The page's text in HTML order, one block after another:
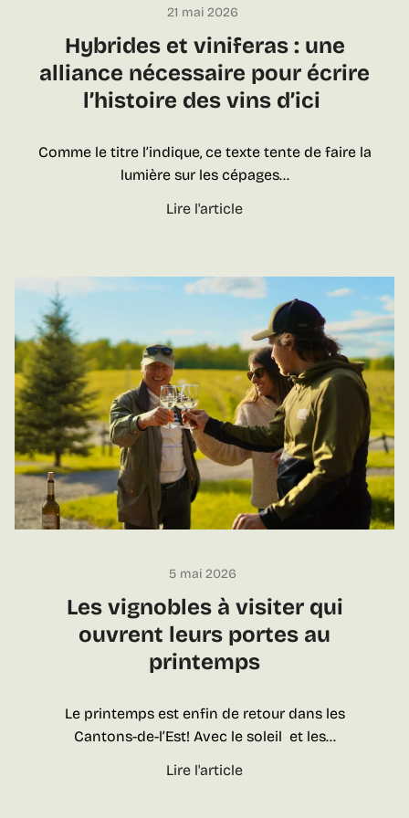
d
e
s
n
s
?
o
u
r
f
i
r
o
e
d
e
s
v
i
n
s
o
i
t
u
Hybrides et viniferas : une
alliance nécessaire pour écrire
l’histoire des vins d’ici
21 mai 2026
Comme le titre l’indique, ce texte tente de faire la
lumière sur les cépages…
Lire l'articleH
r
i
e
s
e
t
i
n
f
a
s
:
u
e
a
Les vignobles à visiter qui
ouvrent leurs portes au
printemps
5 mai 2026
Le printemps est enfin de retour dans les
Cantons-de-l’Est! Avec le soleil et les…
Lire l'articleL